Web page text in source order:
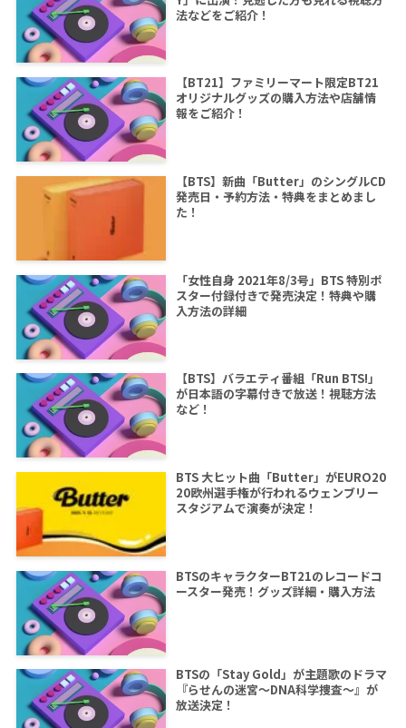
法などをご紹介！
【BT21】ファミリーマート限定BT21
オリジナルグッズの購入方法や店舗情
報をご紹介！
【BTS】新曲「Butter」のシングルCD
発売日・予約方法・特典をまとめまし
た！
「女性自身 2021年8/3号」BTS 特別ポ
スター付録付きで発売決定！特典や購
入方法の詳細
【BTS】バラエティ番組「Run BTS!」
が日本語の字幕付きで放送！視聴方法
など！
BTS 大ヒット曲「Butter」がEURO20
20欧州選手権が行われるウェンブリー
スタジアムで演奏が決定！
BTSのキャラクターBT21のレコードコ
ースター発売！グッズ詳細・購入方法
BTSの「Stay Gold」が主題歌のドラマ
『らせんの迷宮～DNA科学捜査～』が
放送決定！